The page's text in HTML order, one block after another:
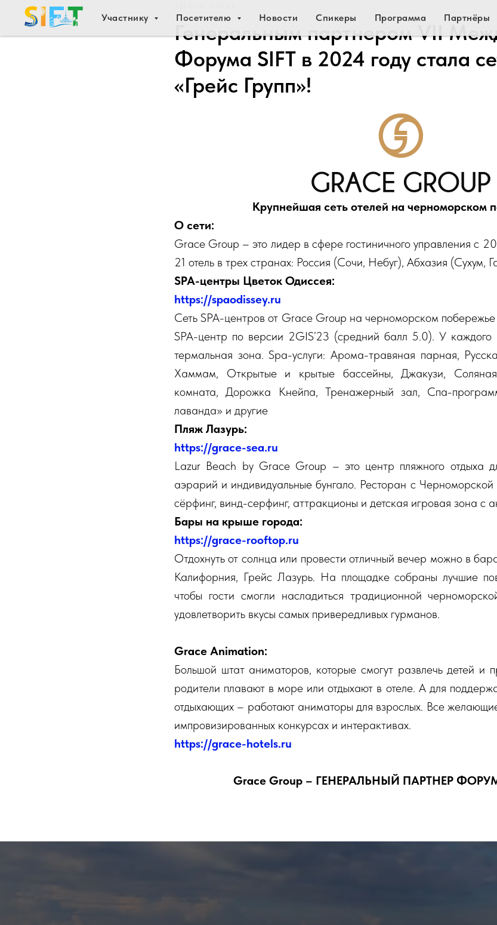
Участнику Посетителю Новости Спикеры Программа Партнёры
Генеральным партнером VII
Форума SIFT в 2024 году стала
«Грейс Групп»!
Крупнейшая сеть отелей на черноморском
О сети:
Grace Group – это лидер в сфере гостиничного управления с
21 отель в трех странах: Россия (Сочи, Небуг), Абхазия (Сухум,
SPA-центры Цветок Одиссея:
https://spaodissey.ru
Сеть SPA-центров от Grace Group на черноморском
SPA-центр по версии 2GIS’23 (средний балл 5.0). У каждого
термальная зона. Spa-услуги: Арома-травяная парная,
Хаммам, Открытые и крытые бассейны, Джакузи, Соляная
комната, Дорожка Кнейпа, Тренажерный зал, Спа-
лаванда» и другие
Пляж Лазурь:
https://grace-sea.ru
Lazur Beach by Grace Group – это центр пляжного отдыха
аэрарий и индивидуальные бунгало. Ресторан с
сёрфинг, винд-серфинг, аттракционы и детская игровая зона с
Бары на крыше города:
https://grace-rooftop.ru
Отдохнуть от солнца или провести отличный вечер можно в
Калифорния, Грейс Лазурь. На площадке собраны лучшие
чтобы гости смогли насладиться традиционной
удовлетворить вкусы самых привередливых гурманов.
Grace Animation:
Большой штат аниматоров, которые смогут развлечь детей и
родители плавают в море или отдыхают в отеле. А для
отдыхающих – работают аниматоры для взрослых. Все
импровизированных конкурсах и интерактивах.
https://grace-hotels.ru
Grace Group – ГЕНЕРАЛЬНЫЙ ПАРТНЕР